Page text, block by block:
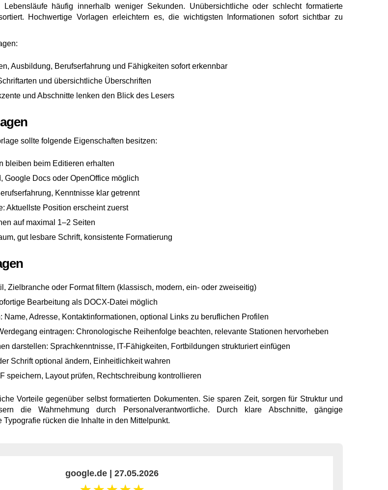
Lebensläufe häufig innerhalb weniger Sekunden. Unübersichtliche oder schlecht formatierte
Hochwertige Vorlagen erleichtern es, die wichtigsten Informationen sofort sichtbar zu
Ausbildung, Berufserfahrung und Fähigkeiten sofort erkennbar
und übersichtliche Überschriften
und Abschnitte lenken den Blick des Lesers
sollte folgende Eigenschaften besitzen:
bleiben beim Editieren erhalten
Google Docs oder OpenOffice möglich
Kenntnisse klar getrennt
Aktuellste Position erscheint zuerst
auf maximal 1–2 Seiten
gut lesbare Schrift, konsistente Formatierung
Zielbranche oder Format filtern (klassisch, modern, ein- oder zweiseitig)
Bearbeitung als DOCX-Datei möglich
Name, Adresse, Kontaktinformationen, optional Links zu beruflichen Profilen
eintragen: Chronologische Reihenfolge beachten, relevante Stationen hervorheben
darstellen: Sprachkenntnisse, IT-Fähigkeiten, Fortbildungen strukturiert einfügen
Schrift optional ändern, Einheitlichkeit wahren
speichern, Layout prüfen, Rechtschreibung kontrollieren
Vorteile gegenüber selbst formatierten Dokumenten. Sie sparen Zeit, sorgen für Struktur und
die Wahrnehmung durch Personalverantwortliche. Durch klare Abschnitte, gängige
rücken die Inhalte in den Mittelpunkt.
google.de | 27.05.2026